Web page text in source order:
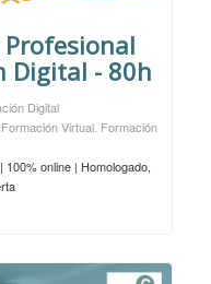
Profesional
Digital - 80h
Digital
Virtual. Formación
online | Homologado,